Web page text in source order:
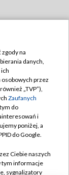
na
danych,
przez
„TVP”),
Zaufanych
do
i
poniżej, a
do Google.
Ciebie naszych
tym informacje
sygnalizatory